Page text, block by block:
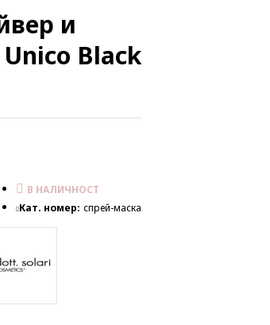
и
Black
В НАЛИЧНОСТ
Кат. номер: спрей-маска